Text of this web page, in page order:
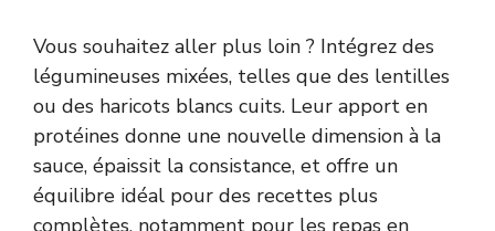
Vous souhaitez aller plus loin ? Intégrez des
légumineuses mixées, telles que des lentilles
ou des haricots blancs cuits. Leur apport en
protéines donne une nouvelle dimension à la
sauce, épaissit la consistance, et offre un
équilibre idéal pour des recettes plus
complètes, notamment pour les repas en